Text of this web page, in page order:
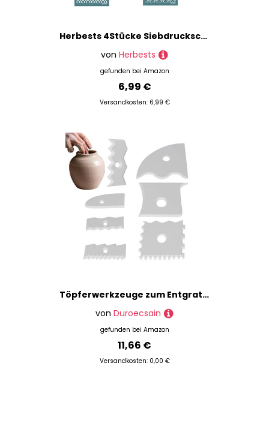
Herbests 4Stücke Siebdruckschablonen für Polymer Clay,15cmx9cm wiederverwendbares Tonschablonen Nicht klebende Netzschablonen Transfer Waschbare Schablonen für Polymer Clay Schmuck Ohrringherstellung
von Herbests
gefunden bei Amazon
6,99 €
Versandkosten: 6,99 €
Töpferwerkzeuge zum Entgraten – 7 Stück strukturierte Rippen aus Ton für Töpferei | Form Füße zum Skulpturen, Drehen, Anfänger, leidenschaftliche Erwachsene
von Duroecsain
gefunden bei Amazon
11,66 €
Versandkosten: 0,00 €